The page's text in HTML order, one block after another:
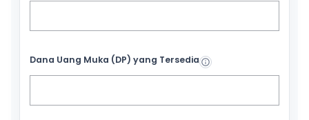
Dana Uang Muka (DP) yang Tersedia